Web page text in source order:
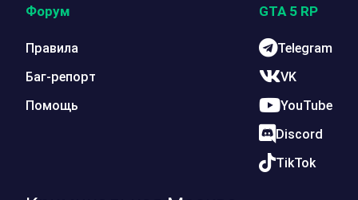
Форум
Правила
Баг-репорт
Помощь
GTA 5 RP
Telegram
VK
YouTube
Discord
TikTok